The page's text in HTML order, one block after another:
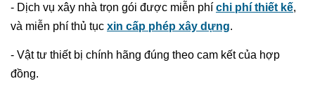
- Dịch vụ xây nhà trọn gói được miễn phí chi phí thiết kế,
và miễn phí thủ tục xin cấp phép xây dựng.
- Vật tư thiết bị chính hãng đúng theo cam kết của hợp
đồng.